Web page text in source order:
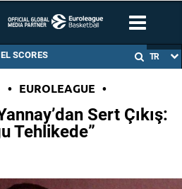
EL SCORES TR
• EUROLEAGUE •
Sert Çıkış:
Tehlikede”